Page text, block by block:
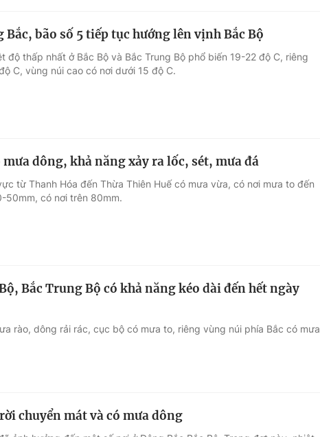
bão số 5 tiếp tục hướng lên vịnh Bắc Bộ
độ thấp nhất ở Bắc Bộ và Bắc Trung Bộ phổ biến 19-22 độ C, riêng
C, vùng núi cao có nơi dưới 15 độ C.
dông, khả năng xảy ra lốc, sét, mưa đá
từ Thanh Hóa đến Thừa Thiên Huế có mưa vừa, có nơi mưa to đến
50mm, có nơi trên 80mm.
Bắc Trung Bộ có khả năng kéo dài đến hết ngày
rào, dông rải rác, cục bộ có mưa to, riêng vùng núi phía Bắc có mưa
chuyển mát và có mưa dông